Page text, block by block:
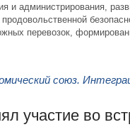
и администрирования,
перевозок,
союз.
участие во